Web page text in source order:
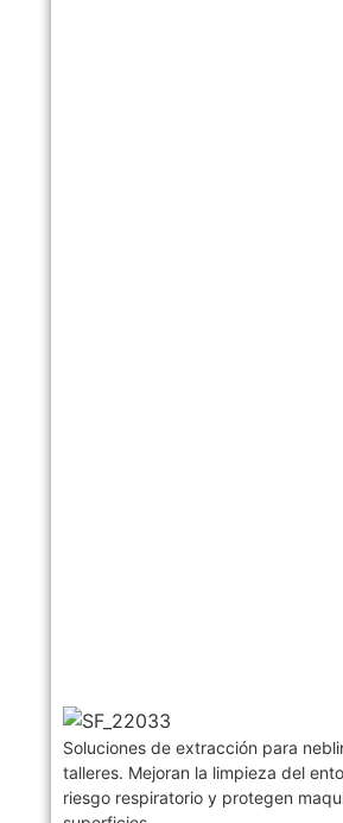
Soluciones de extracción para
talleres. Mejoran la limpieza del
riesgo respiratorio y protegen